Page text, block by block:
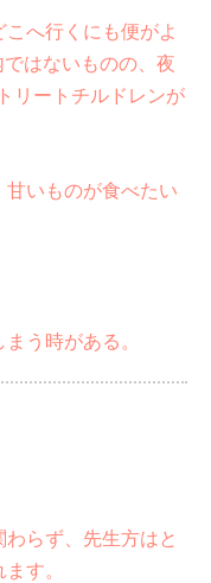
こへ行くにも便がよ
はないものの、夜
リートチルドレンが
甘いものが食べたい
う時がある。
らず、先生方はと
す。